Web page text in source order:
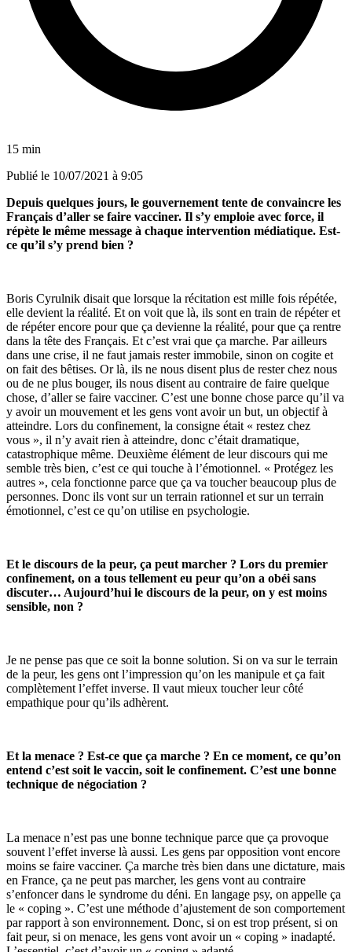
15 min
Publié le 10/07/2021 à 9:05
Depuis quelques jours, le gouvernement tente de convaincre les
Français d’aller se faire vacciner. Il s’y emploie avec force, il
répète le même message à chaque intervention médiatique. Est-
ce qu’il s’y prend bien ?
Boris Cyrulnik disait que lorsque la récitation est mille fois répétée,
elle devient la réalité. Et on voit que là, ils sont en train de répéter et
de répéter encore pour que ça devienne la réalité, pour que ça rentre
dans la tête des Français. Et c’est vrai que ça marche. Par ailleurs
dans une crise, il ne faut jamais rester immobile, sinon on cogite et
on fait des bêtises. Or là, ils ne nous disent plus de rester chez nous
ou de ne plus bouger, ils nous disent au contraire de faire quelque
chose, d’aller se faire vacciner. C’est une bonne chose parce qu’il va
y avoir un mouvement et les gens vont avoir un but, un objectif à
atteindre. Lors du confinement, la consigne était « restez chez
vous », il n’y avait rien à atteindre, donc c’était dramatique,
catastrophique même. Deuxième élément de leur discours qui me
semble très bien, c’est ce qui touche à l’émotionnel. « Protégez les
autres », cela fonctionne parce que ça va toucher beaucoup plus de
personnes. Donc ils vont sur un terrain rationnel et sur un terrain
émotionnel, c’est ce qu’on utilise en psychologie.
Et le discours de la peur, ça peut marcher ? Lors du premier
confinement, on a tous tellement eu peur qu’on a obéi sans
discuter… Aujourd’hui le discours de la peur, on y est moins
sensible, non ?
Je ne pense pas que ce soit la bonne solution. Si on va sur le terrain
de la peur, les gens ont l’impression qu’on les manipule et ça fait
complètement l’effet inverse. Il vaut mieux toucher leur côté
empathique pour qu’ils adhèrent.
Et la menace ? Est-ce que ça marche ? En ce moment, ce qu’on
entend c’est soit le vaccin, soit le confinement. C’est une bonne
technique de négociation ?
La menace n’est pas une bonne technique parce que ça provoque
souvent l’effet inverse là aussi. Les gens par opposition vont encore
moins se faire vacciner. Ça marche très bien dans une dictature, mais
en France, ça ne peut pas marcher, les gens vont au contraire
s’enfoncer dans le syndrome du déni. En langage psy, on appelle ça
le « coping ». C’est une méthode d’ajustement de son comportement
par rapport à son environnement. Donc, si on est trop présent, si on
fait peur, si on menace, les gens vont avoir un « coping » inadapté.